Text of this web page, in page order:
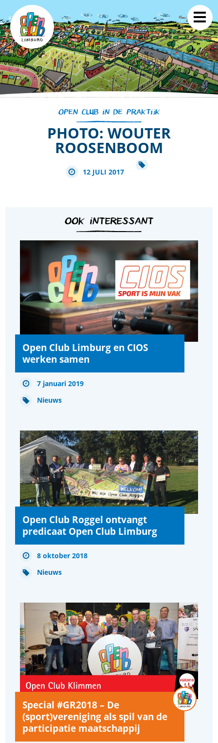
OPEN CLUB IN DE PRAKTIJK
PHOTO: WOUTER
ROOSENBOOM
12 JULI 2017
OOK INTERESSANT
Open Club Limburg en CIOS
werken samen
7 januari 2019
Nieuws
Open Club Roggel ontvangt
predicaat Open Club Limburg
8 oktober 2018
Nieuws
Special #GR2018 – De
(sport)vereniging als spil van de
participatie maatschappij